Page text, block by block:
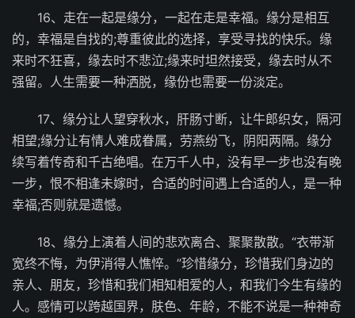
16、走在一起是缘分，一起在走是幸福。缘分是相互
的，幸福是自找的;尊重彼此的选择，享受寻找的快乐。缘
来时不狂喜，缘去时不悲泣;缘来时坦然接受，缘去时从不
强留。人生需要一种洒脱，缘份也需要一份淡定。
17、缘分让人望穿秋水，肝肠寸断，让牛郎织女，隔河
相望;缘分让有情人难成眷属，劳燕纷飞，阴阳两隔。缘分
续写着传奇和千古绝唱。在万千人中，没有早一步也没有晚
一步，恨不相逢未嫁时，合适的时间遇上合适的人，是一种
幸福;否则就是遗憾。
18、缘分上演着人间的悲欢离合、聚聚散散。“衣带渐
宽终不悔，为伊消得人憔悴。”珍惜缘分，珍惜我们身边的
亲人、朋友，珍惜和我们相知相爱的人，和我们今生有缘的
人。感情可以跨越国界，肤色、年龄，不能不说是一种神奇